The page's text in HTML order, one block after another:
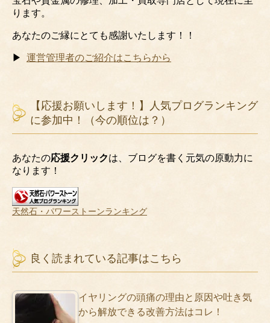
ります。
あなたのご縁にとても感謝いたします！！
▶ 運営管理者のご紹介はこちらから
【応援お願いします！】人気プログランキング
に参加中！（今の順位は？）
あなたの応援クリックは、ブログを書く元気の原動力に
なります！
天然石・パワーストーンランキング
良く読まれている記事はこちら
イヤリングの頭痛の理由と原因や吐き気
から解放できる改善方法はコレ！